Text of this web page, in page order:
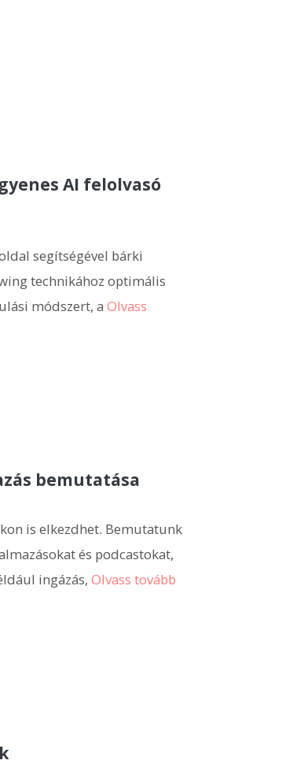
AI felolvasó
segítségével bárki
technikához optimális
módszert, a Olvass
bemutatása
is elkezdhet. Bemutatunk
és podcastokat,
ingázás, Olvass tovább